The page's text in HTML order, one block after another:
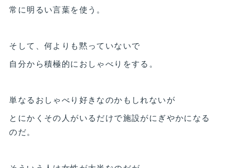
常に明るい言葉を使う。
そして、何よりも黙っていないで
自分から積極的におしゃべりをする。
単なるおしゃべり好きなのかもしれないが
とにかくその人がいるだけで施設がにぎやかになる
のだ。